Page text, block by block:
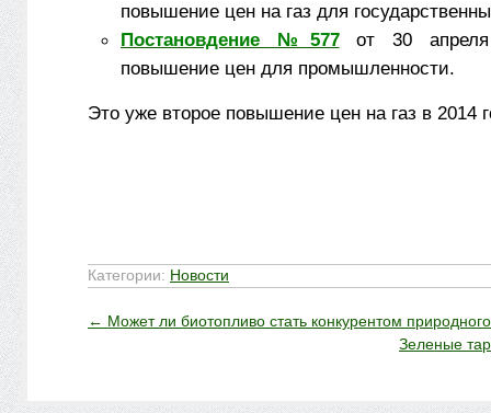
повышение цен на газ для
Постановдение №577от 30
повышение цен для промышленности.
Это уже второе повышение цен на газ в 2014
Категории: Новости
← Может ли биотопливо стать конкурентом
Зеленые